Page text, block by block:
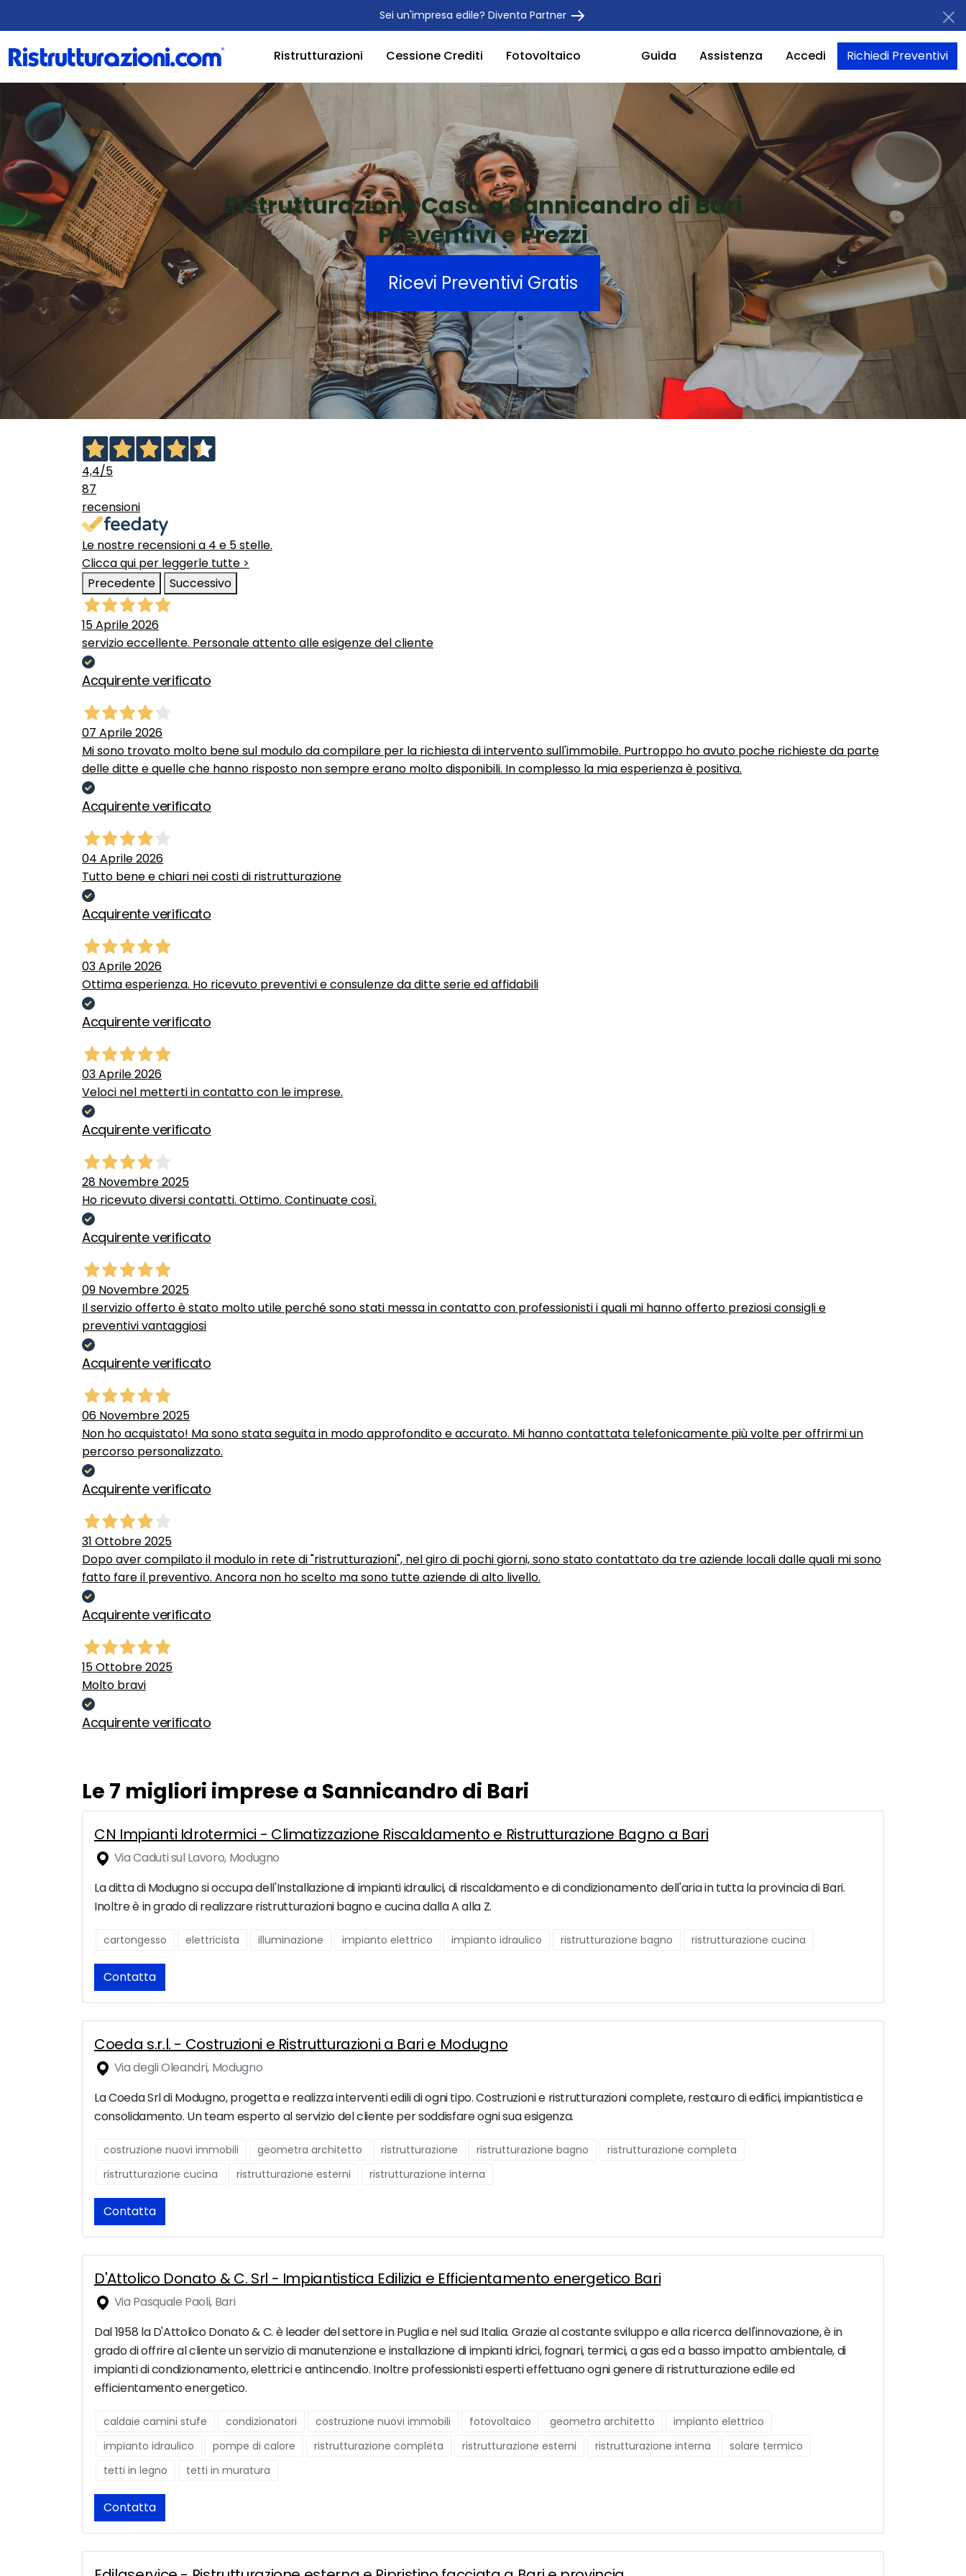
Sei un'impresa edile? Diventa Partner
Ristrutturazioni Cessione Crediti Fotovoltaico Guida Assistenza Accedi Richiedi Preventivi
Ristrutturazione Casa a Sannicandro di Bari
Preventivi e Prezzi
Ricevi Preventivi Gratis
4,4/5
87
recensioni
Le nostre recensioni a 4 e 5 stelle.
Clicca qui per leggerle tutte >
Precedente
Successivo
15 Aprile 2026
servizio eccellente. Personale attento alle esigenze del cliente
Acquirente verificato
07 Aprile 2026
Mi sono trovato molto bene sul modulo da compilare per la richiesta di intervento sull'immobile. Purtroppo ho avuto poche richieste da parte
delle ditte e quelle che hanno risposto non sempre erano molto disponibili. In complesso la mia esperienza è positiva.
Acquirente verificato
04 Aprile 2026
Tutto bene e chiari nei costi di ristrutturazione
Acquirente verificato
03 Aprile 2026
Ottima esperienza. Ho ricevuto preventivi e consulenze da ditte serie ed affidabili
Acquirente verificato
03 Aprile 2026
Veloci nel metterti in contatto con le imprese.
Acquirente verificato
28 Novembre 2025
Ho ricevuto diversi contatti. Ottimo. Continuate così.
Acquirente verificato
09 Novembre 2025
Il servizio offerto è stato molto utile perché sono stati messa in contatto con professionisti i quali mi hanno offerto preziosi consigli e
preventivi vantaggiosi
Acquirente verificato
06 Novembre 2025
Non ho acquistato! Ma sono stata seguita in modo approfondito e accurato. Mi hanno contattata telefonicamente più volte per offrirmi un
percorso personalizzato.
Acquirente verificato
31 Ottobre 2025
Dopo aver compilato il modulo in rete di "ristrutturazioni", nel giro di pochi giorni, sono stato contattato da tre aziende locali dalle quali mi sono
fatto fare il preventivo. Ancora non ho scelto ma sono tutte aziende di alto livello.
Acquirente verificato
15 Ottobre 2025
Molto bravi
Acquirente verificato
Le 7 migliori imprese a Sannicandro di Bari
CN Impianti Idrotermici - Climatizzazione Riscaldamento e Ristrutturazione Bagno a Bari
Via Caduti sul Lavoro, Modugno
La ditta di Modugno si occupa dell'Installazione di impianti idraulici, di riscaldamento e di condizionamento dell'aria in tutta la provincia di Bari.
Inoltre è in grado di realizzare ristrutturazioni bagno e cucina dalla A alla Z.
cartongesso elettricista illuminazione impianto elettrico impianto idraulico ristrutturazione bagno ristrutturazione cucina
Contatta
Coeda s.r.l. - Costruzioni e Ristrutturazioni a Bari e Modugno
Via degli Oleandri, Modugno
La Coeda Srl di Modugno, progetta e realizza interventi edili di ogni tipo. Costruzioni e ristrutturazioni complete, restauro di edifici, impiantistica e
consolidamento. Un team esperto al servizio del cliente per soddisfare ogni sua esigenza.
costruzione nuovi immobili geometra architetto ristrutturazione ristrutturazione bagno
ristrutturazione completa
ristrutturazione cucina
ristrutturazione esterni ristrutturazione interna
Contatta
D'Attolico Donato & C. Srl - Impiantistica Edilizia e Efficientamento energetico Bari
Via Pasquale Paoli, Bari
Dal 1958 la D'Attolico Donato & C. è leader del settore in Puglia e nel sud Italia. Grazie al costante sviluppo e alla ricerca dell'innovazione, è in
grado di offrire al cliente un servizio di manutenzione e installazione di impianti idrici, fognari, termici, a gas ed a basso impatto ambientale, di
impianti di condizionamento, elettrici e antincendio. Inoltre professionisti esperti effettuano ogni genere di ristrutturazione edile ed
efficientamento energetico.
caldaie camini stufe condizionatori costruzione nuovi immobili fotovoltaico geometra architetto
impianto elettrico
impianto idraulico
pompe di calore ristrutturazione completa ristrutturazione esterni ristrutturazione interna
solare termico
tetti in legno
tetti in muratura
Contatta